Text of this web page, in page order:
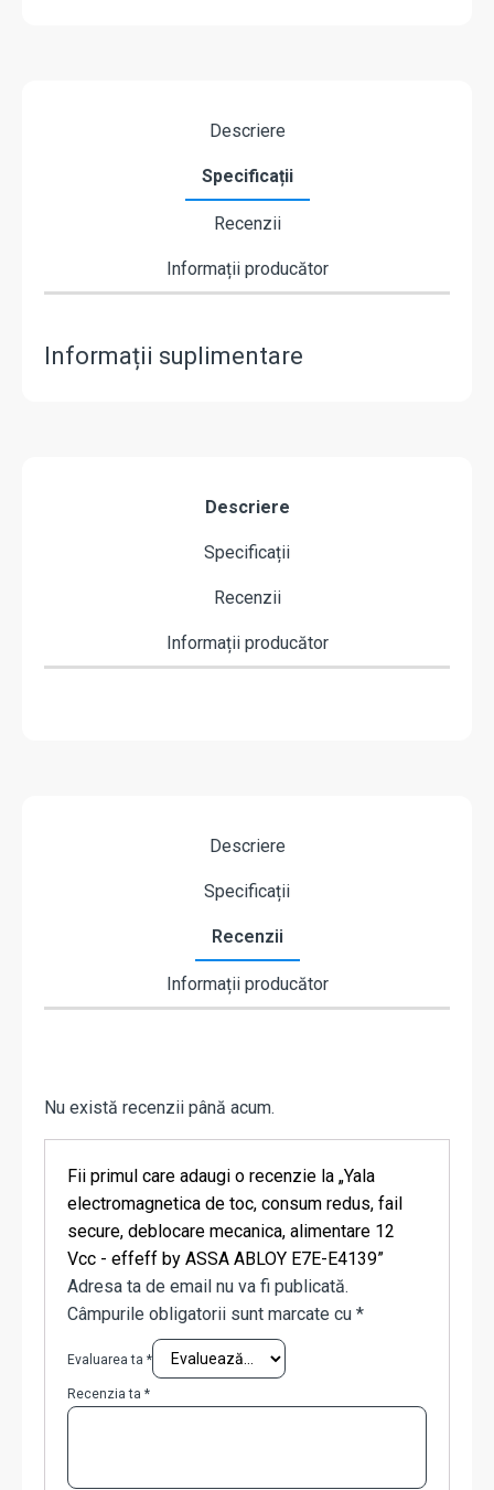
Descriere
Specificații
Recenzii
Informații producător
Informații suplimentare
Descriere
Specificații
Recenzii
Informații producător
Descriere
Specificații
Recenzii
Informații producător
Nu există recenzii până acum.
Fii primul care adaugi o recenzie la „Yala
electromagnetica de toc, consum redus, fail
secure, deblocare mecanica, alimentare 12
Vcc - effeff by ASSA ABLOY E7E-E4139”
Adresa ta de email nu va fi publicată.
Câmpurile obligatorii sunt marcate cu *
Evaluarea ta *
Recenzia ta *